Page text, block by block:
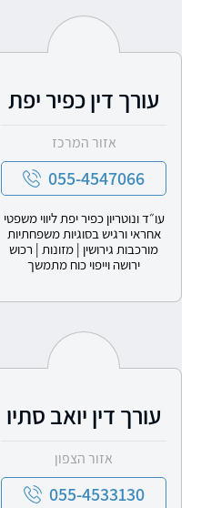
עורך דין כפיר יפת
אזור המרכז
055-4547066
עו״ד ונוטריון כפיר יפת ליווי משפטי
אחראי ורגיש בסוגיות משפחתיות
מורכבות גירושין | מזונות | רכוש
ירושה וייפוי כוח מתמשך
עורך דין יואב סתיו
אזור הצפון
055-4533130